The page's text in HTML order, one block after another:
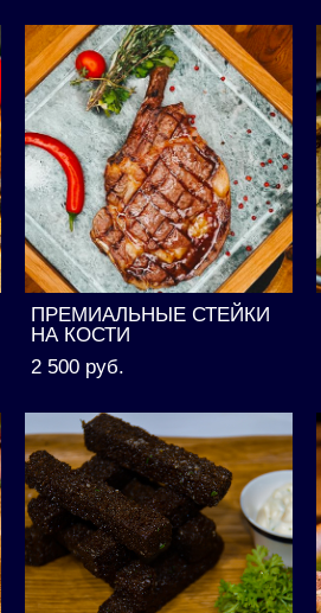
ПРЕМИАЛЬНЫЕ СТЕЙКИ
НА КОСТИ
2 500 pуб.